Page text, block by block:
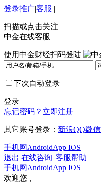
登录推广|客服 |
扫描或点击关注
中金在线客服
使用中金财经扫码登陆
下次自动登录
登录
忘记密码？ 立即注册
其它账号登录： 新浪QQ微信
手机网 AndroidApp IOS
退出 在线咨询 |客服帮助
手机网 AndroidApp IOS
欢迎您，